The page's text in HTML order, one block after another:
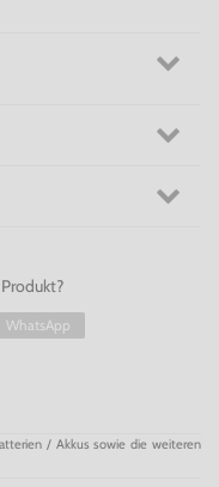
WhatsApp
/ Akkus sowie die weiteren